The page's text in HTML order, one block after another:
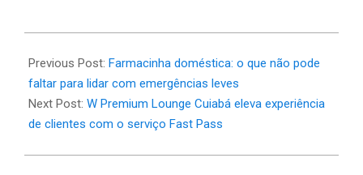
11-
27
Previous Post: Farmacinha doméstica: o que não pode
faltar para lidar com emergências leves
Next Post: W Premium Lounge Cuiabá eleva experiência
de clientes com o serviço Fast Pass